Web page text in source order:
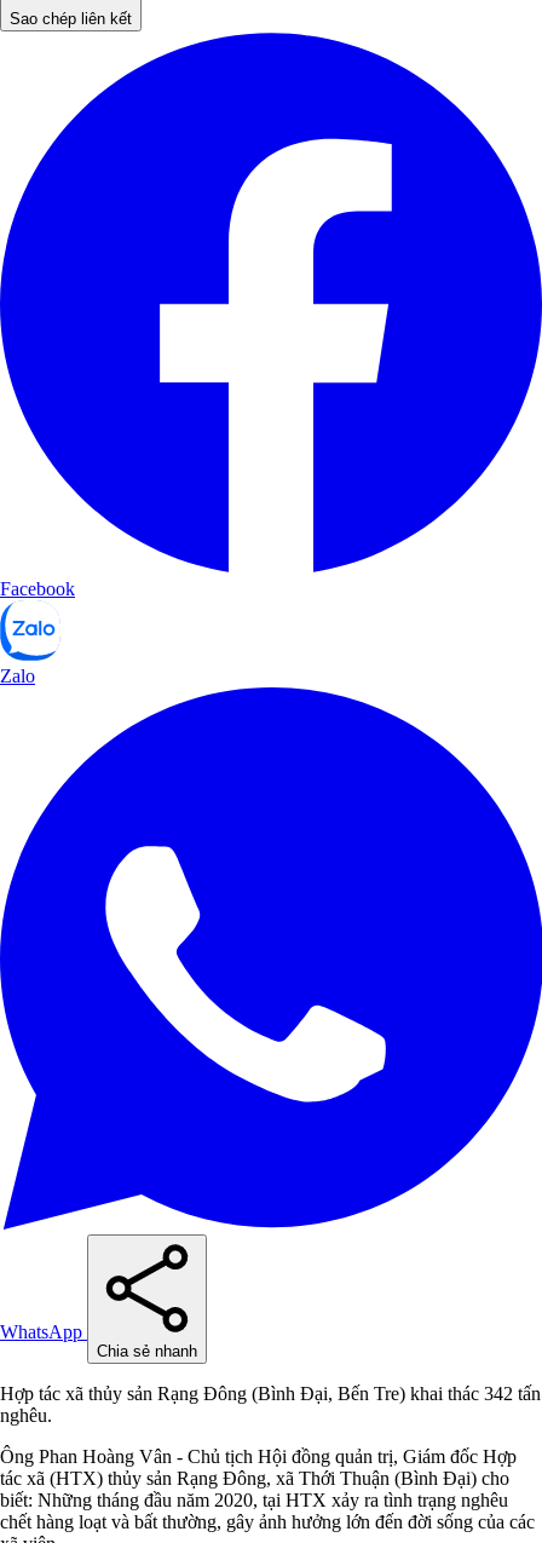
Sao chép liên kết
Facebook
Zalo
WhatsApp
Chia sẻ nhanh
Hợp tác xã thủy sản Rạng Đông (Bình Đại, Bến Tre) khai thác 342 tấn
nghêu.
Ông Phan Hoàng Vân - Chủ tịch Hội đồng quản trị, Giám đốc Hợp
tác xã (HTX) thủy sản Rạng Đông, xã Thới Thuận (Bình Đại) cho
biết: Những tháng đầu năm 2020, tại HTX xảy ra tình trạng nghêu
chết hàng loạt và bất thường, gây ảnh hưởng lớn đến đời sống của các